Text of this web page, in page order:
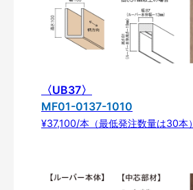
〈UB37〉
MF01-0137-1010
¥37,100/本（最低発注数量は30本）